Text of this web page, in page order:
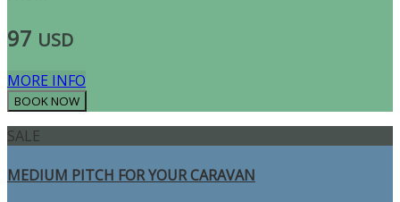
97 USD
MORE INFO
SALE
MEDIUM PITCH FOR YOUR CARAVAN